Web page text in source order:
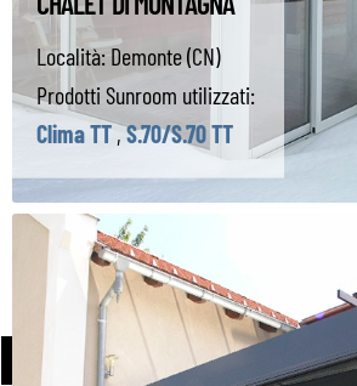
PROGETTA CON
Località:Demonte (CN)
Prodotti Sunroom utilizzati:
Clima TT,S.70/S.70 TT